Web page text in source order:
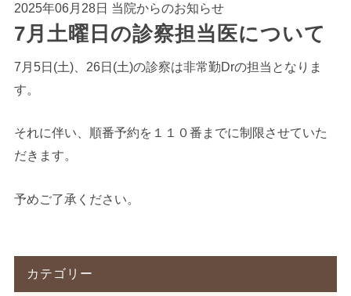
2025年06月28日 当院からのお知らせ
7月土曜日の診察担当医について
7月5日(土)、26日(土)の診察は非常勤Drの担当となりま
す。
それに伴い、順番予約を１１０番までに制限させていた
だきます。
予めご了承ください。
カテゴリー